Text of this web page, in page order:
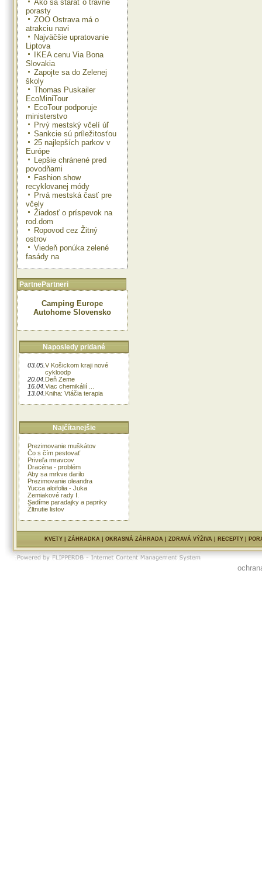
Ako sa starať o trávne
porasty
ZOO Ostrava má o
atrakciu navi
Najväčšie upratovanie
Liptova
IKEA cenu Via Bona
Slovakia
Zapojte sa do Zelenej
školy
Thomas Puskailer
EcoMiniTour
EcoTour podporuje
ministerstvo
Prvý mestský včelí úľ
Sankcie sú príležitosťou
25 najlepších parkov v
Európe
Lepšie chránené pred
povodňami
Fashion show
recyklovanej módy
Prvá mestská časť pre
včely
Žiadosť o príspevok na
rod.dom
Ropovod cez Žitný
ostrov
Viedeň ponúka zelené
fasády na
PartnePartneri
Camping Europe
Autohome Slovensko
Naposledy pridané
03.05. V Košickom kraji nové
cykloodp
20.04. Deň Zeme
16.04. Viac chemikálií ...
13.04. Kniha: Vtáčia terapia
Najčítanejšie
Prezimovanie muškátov
Čo s čím pestovať
Priveľa mravcov
Dracéna - problém
Aby sa mrkve darilo
Prezimovanie oleandra
Yucca aloifolia - Juka
Zemiakové rady I.
Sadíme paradajky a papriky
Žltnutie listov
KVETY| ZÁHRADKA| OKRASNÁ ZÁHRADA| ZDRAVÁ VÝŽIVA| RECEPTY|